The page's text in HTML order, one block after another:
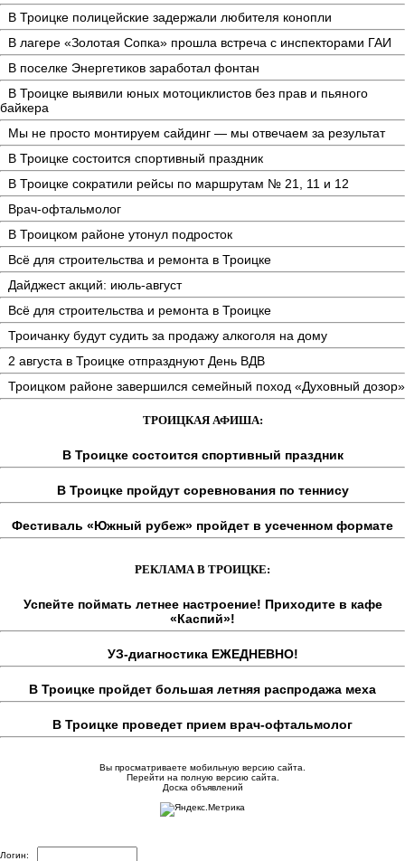
В Троицке полицейские задержали любителя конопли
В лагере «Золотая Сопка» прошла встреча с инспекторами ГАИ
В поселке Энергетиков заработал фонтан
В Троицке выявили юных мотоциклистов без прав и пьяного
байкера
Мы не просто монтируем сайдинг — мы отвечаем за результат
В Троицке состоится спортивный праздник
В Троицке сократили рейсы по маршрутам № 21, 11 и 12
Врач-офтальмолог
В Троицком районе утонул подросток
Всё для строительства и ремонта в Троицке
Дайджест акций: июль-август
Всё для строительства и ремонта в Троицке
Троичанку будут судить за продажу алкоголя на дому
2 августа в Троицке отпразднуют День ВДВ
Троицком районе завершился семейный поход «Духовный дозор»
ТРОИЦКАЯ АФИША:
В Троицке состоится спортивный праздник
В Троицке пройдут соревнования по теннису
Фестиваль «Южный рубеж» пройдет в усеченном формате
РЕКЛАМА В ТРОИЦКЕ:
Успейте поймать летнее настроение! Приходите в кафе
«Каспий»!
УЗ-диагностика ЕЖЕДНЕВНО!
В Троицке пройдет большая летняя распродажа меха
В Троицке проведет прием врач-офтальмолог
Вы просматриваете мобильную версию сайта.
Перейти на полную версию сайта.
Доска объявлений
Логин: